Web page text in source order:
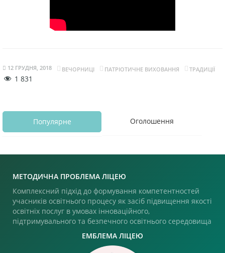
12 ГРУДНЯ, 2018 ВЕЧОРНИЦІ ПАТРІОТИЧНЕ ВИХОВАННЯ ТРАДИЦІЇ
1 831
Популярне Оголошення
МЕТОДИЧНА ПРОБЛЕМА ЛІЦЕЮ
Комплексний підхід до формування компетентностей
учасників освітнього процесу як засіб підвищення якості
освітніх послуг в умовах інноваційного,
підтримувального та безпечного освітнього середовища
ЕМБЛЕМА ЛІЦЕЮ